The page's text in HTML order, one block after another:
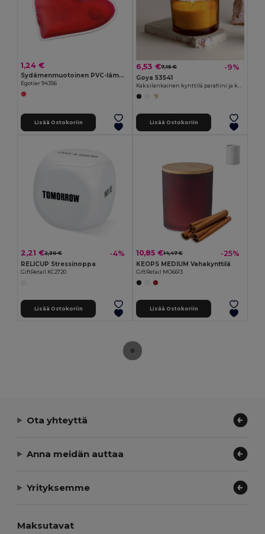
1,24 €
Sydämenmuotoinen PVC-lämpöpussi
Egotier 94356
Lisää Ostokoriin
6,53 €7,15 € -9%
Goya 53541
Kaksilankainen kynttilä parafiini ja kasvivaha 310gr BOUQUET
Lisää Ostokoriin
2,21 €2,30 € -4%
RELICUP Stressinoppa
GiftRetail KC2720
Lisää Ostokoriin
10,85 €14,47 € -25%
KEOPS MEDIUM Vahakynttilä
GiftRetail MO6613
Lisää Ostokoriin
Ota yhteyttä
Anna meidän auttaa
Yrityksemme
Maksutavat